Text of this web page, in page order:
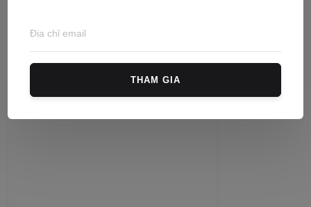
Chứng khoán
THAM GIA